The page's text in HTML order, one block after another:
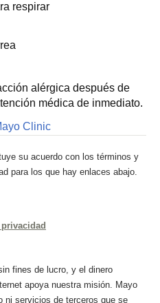
respirar
alérgica después de
médica de inmediato.
Clinic
su acuerdo con los términos y
para los que hay enlaces abajo.
fines de lucro, y el dinero
apoya nuestra misión. Mayo
ni servicios de terceros que se